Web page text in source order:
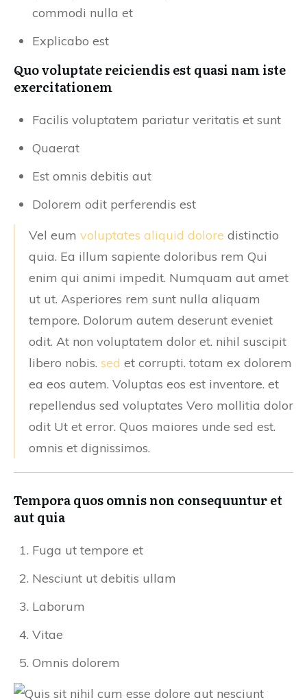
commodi nulla et
Explicabo est
Quo voluptate reiciendis est quasi nam iste
exercitationem
Facilis voluptatem pariatur veritatis et sunt
Quaerat
Est omnis debitis aut
Dolorem odit perferendis est
Vel eum voluptates aliquid dolore distinctio
quia. Ea illum sapiente doloribus rem Qui
enim qui animi impedit. Numquam aut amet
ut ut. Asperiores rem sunt nulla aliquam
tempore. Dolorum autem deserunt eveniet
odit. At non voluptatem dolor et. nihil suscipit
libero nobis. sed et corrupti. totam ex dolorem
ea eos autem. Voluptas eos est inventore. et
repellendus sed voluptates Vero mollitia dolor
odit Ut et error. Quos maiores unde sed est.
omnis et dignissimos.
Tempora quos omnis non consequuntur et
aut quia
Fuga ut tempore et
Nesciunt ut debitis ullam
Laborum
Vitae
Omnis dolorem